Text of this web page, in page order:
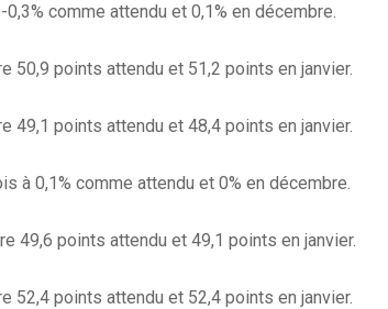
comme attendu et 0,1% en décembre.
50,9 points attendu et 51,2 points en janvier.
points attendu et 48,4 points en janvier.
à 0,1% comme attendu et 0% en décembre.
49,6 points attendu et 49,1 points en janvier.
points attendu et 52,4 points en janvier.